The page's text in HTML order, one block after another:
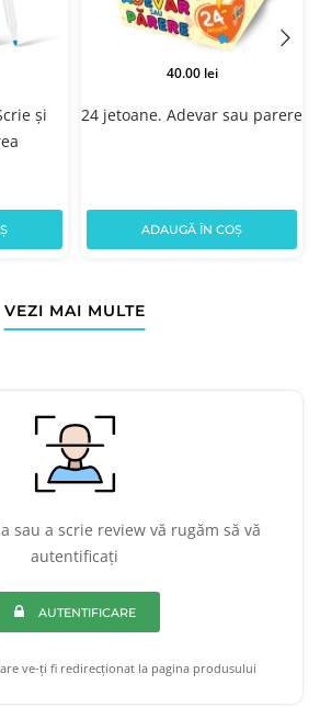
și
24 jetoane. Adevar sau parere
40.00 lei
ADAUGĂ ÎN COȘ
VEZI MAI MULTE
sau a scrie review vă rugăm să vă
autentificați
AUTENTIFICARE
ve-ți fi redirecționat la pagina produsului